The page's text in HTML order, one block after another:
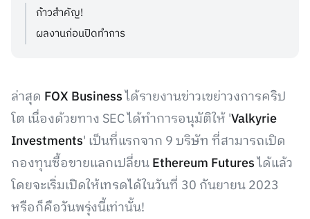
ก้าวสำคัญ!
ผลงานก่อนปิดทำการ
ล่าสุด FOX Businessได้รายงานข่าวเขย่าวงการคริป
โต เนื่องด้วยทาง SEC ได้ทำการอนุมัติให้ 'Valkyrie
Investments' เป็นที่แรกจาก 9 บริษัท ที่สามารถเปิด
กองทุนซื้อขายแลกเปลี่ยนEthereum Futuresได้แล้ว
โดยจะเริ่มเปิดให้เทรดได้ในวันที่ 30 กันยายน 2023
หรือก็คือวันพรุ่งนี้เท่านั้น!